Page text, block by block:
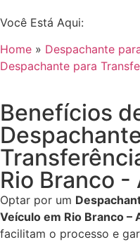
Você Está Aqui:
Home » Despachante
Despachante para
Benefícios
Rio Branco -
Optar por um
Veículo em Rio Branco –
facilitam o processo e